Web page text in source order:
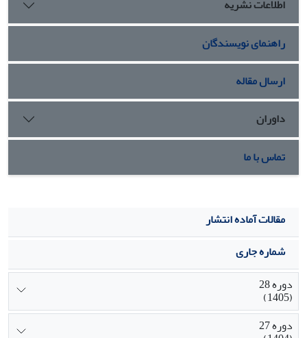
پراکسیدهیدروژن و مالون­دی­آلدهید را به‌ترتیب 34/55 و 64/53
درصد کاهش و عملکرد دانه را 52/59 درصد نسبت به شرایط
عدم کاربرد کودهای زیستی و نانوسیلیکون تحت شرایط قطع
آبیاری در مرحله آبستنی افزایش داد. به­نظر می­رسد کاربرد
کودهای زیستی و نانوسیلیکون می‌تواند با بهبود صفات
بیوشیمیایی، عملکرد دانه را در شرایط محدودیت آبی افزایش
دهد.
اطلاعات نشریه
راهنمای نویسندگان
ارسال مقاله
داوران
تماس با ما
مقالات آماده انتشار
شماره جاری
دوره 28
(1405)
دوره 27